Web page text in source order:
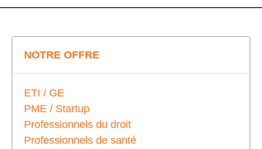
NOTRE OFFRE
ETI / GE
PME / Startup
Professionnels du droit
Professionnels de santé